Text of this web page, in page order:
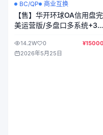
BC/QP 商业互换
【售】华开环球OA信用盘完
美运营版/多盘口多系统+3
补货+六合私彩
14.2W 0
¥15000
2026年5月25日